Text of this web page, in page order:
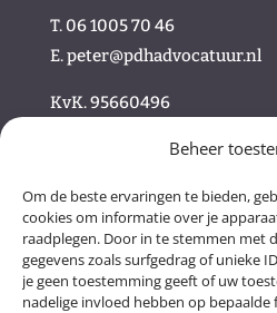
Beheer
Om de beste ervaringen te bieden,
cookies om informatie over je
raadplegen. Door in te stemmen met
gegevens zoals surfgedrag of unieke
je geen toestemming geeft of uw
nadelige invloed hebben op
T. 06 1005 70 46
E.peter@pdhadvocatuur.nl
KvK.95660496
/ Volg ons online